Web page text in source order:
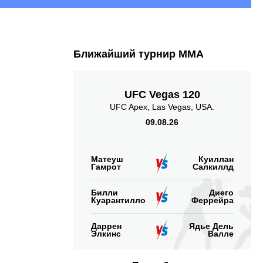
Ближайший турнир ММА
UFC Vegas 120
UFC Apex, Las Vegas, USA.
09.08.26
Матеуш
Гамрот
Куиллан
Салкиллд
Билли
Куарантилло
Диего
Феррейра
Даррен
Элкинс
Ядье Дель
Валле